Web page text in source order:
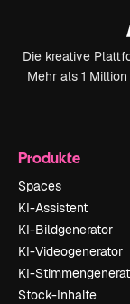
Die kreative
Mehr als 1
Produkte
Spaces
KI-Assistent
KI-Bildgenerator
KI-Videogenerator
KI-
Stock-Inhalte